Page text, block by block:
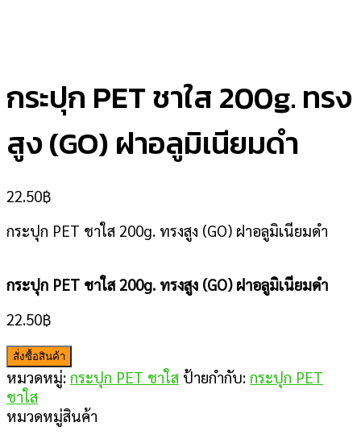
กระปุก PET ชาใส 200g. ทรง
สูง (GO) ฝาอลูมิเนียมดำ
22.50฿
กระปุก PET ชาใส 200g. ทรงสูง (GO) ฝาอลูมิเนียมดำ
กระปุก PET ชาใส 200g. ทรงสูง (GO) ฝาอลูมิเนียมดำ
22.50฿
สั่งซื้อสินค้า
หมวดหมู่: กระปุก PET ชาใส ป้ายกำกับ: กระปุก PET
ชาใส
หมวดหมู่สินค้า